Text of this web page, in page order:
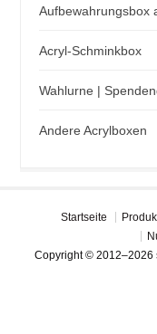
Aufbewahrungsbox
Acryl-Schminkbox
Wahlurne |
Andere Acrylboxen
Startseite
Copyright © 2012–2026